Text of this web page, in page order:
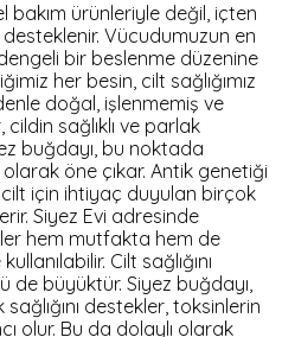
bakım ürünleriyle değil, içten
Vücudumuzun en
bir beslenme düzenine
her besin, cilt sağlığımız
doğal, işlenmemiş ve
sağlıklı ve parlak
buğdayı, bu noktada
öne çıkar. Antik genetiği
cilt için ihtiyaç duyulan birçok
Siyez Evi adresinde
hem mutfakta hem de
Cilt sağlığını
de büyüktür. Siyez buğdayı,
destekler, toksinlerin
olur. Bu da dolaylı olarak